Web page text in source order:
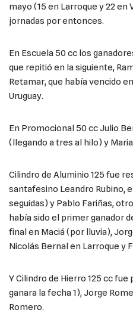
mayo (15 en Larroque y 22 en
jornadas por entonces.
En Escuela 50 cc los
que repitió en la siguiente,
Retamar, que había vencido
Uruguay.
En Promocional 50 cc Julio
(llegando a tres al hilo) y
Cilindro de Aluminio 125 fue
santafesino Leandro Rubino,
seguidas) y Pablo Fariñas,
había sido el primer ganador
final en Maciá (por lluvia),
Nicolás Bernal en Larroque y
Y Cilindro de Hierro 125 cc
ganara la fecha 1), Jorge
Romero.